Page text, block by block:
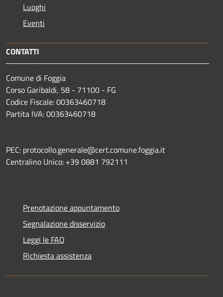
Luoghi
Eventi
CONTATTI
Comune di Foggia
Corso Garibaldi, 58 - 71100 - FG
Codice Fiscale: 00363460718
Partita IVA: 00363460718
PEC: protocollo.generale@cert.comune.foggia.it
Centralino Unico: +39 0881 792111
Prenotazione appuntamento
Segnalazione disservizio
Leggi le FAQ
Richiesta assistenza